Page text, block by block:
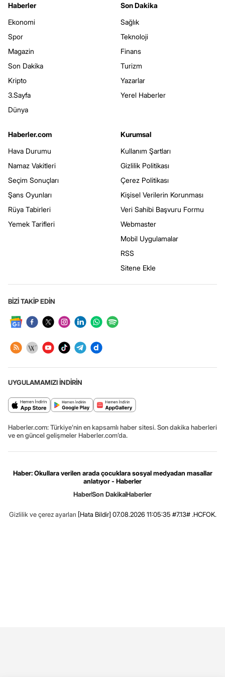
Haberler
Ekonomi
Spor
Magazin
Son Dakika
Kripto
3.Sayfa
Dünya
Son Dakika
Sağlık
Teknoloji
Finans
Turizm
Yazarlar
Yerel Haberler
Haberler.com
Hava Durumu
Namaz Vakitleri
Seçim Sonuçları
Şans Oyunları
Rüya Tabirleri
Yemek Tarifleri
Kurumsal
Kullanım Şartları
Gizlilik Politikası
Çerez Politikası
Kişisel Verilerin Korunması
Veri Sahibi Başvuru Formu
Webmaster
Mobil Uygulamalar
RSS
Sitene Ekle
BİZİ TAKİP EDİN
UYGULAMAMIZI İNDİRİN
Haberler.com: Türkiye’nin en kapsamlı haber sitesi. Son dakika haberleri
ve en güncel gelişmeler Haberler.com’da.
Haber: Okullara verilen arada çocuklara sosyal medyadan masallar
anlatıyor - Haberler
HaberSon DakikaHaberler
Gizlilik ve çerez ayarları [Hata Bildir] 07.08.2026 11:05:35 #7.13# .HCFOK.